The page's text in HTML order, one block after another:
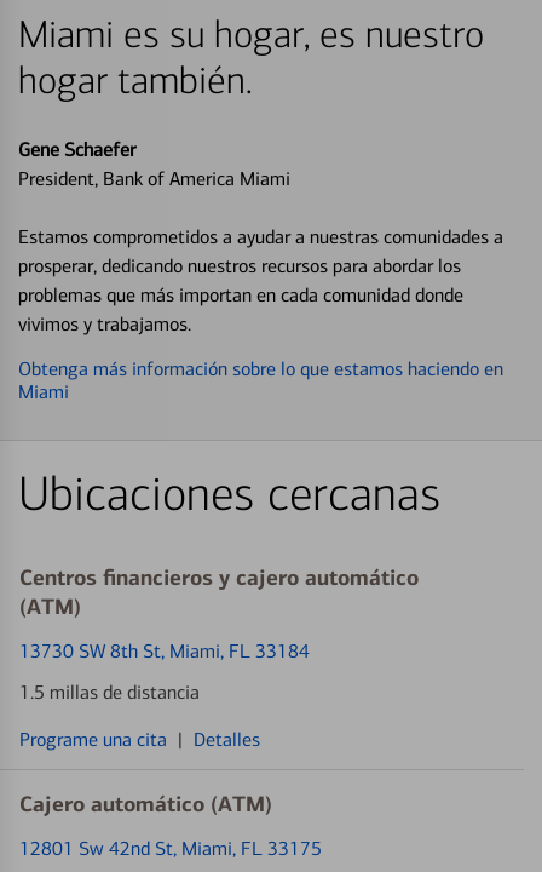
Miami es su hogar, es nuestro
hogar también.
Gene Schaefer
President, Bank of America Miami
Estamos comprometidos a ayudar a nuestras comunidades a
prosperar, dedicando nuestros recursos para abordar los
problemas que más importan en cada comunidad donde
vivimos y trabajamos.
Obtenga más información sobre lo que estamos haciendo en
Miami
Ubicaciones cercanas
Centros financieros y cajero automático
(ATM)
13730 SW 8th St, Miami, FL 33184
1.5 millas de distancia
Programe una cita | Detalles
Cajero automático (ATM)
12801 Sw 42nd St, Miami, FL 33175